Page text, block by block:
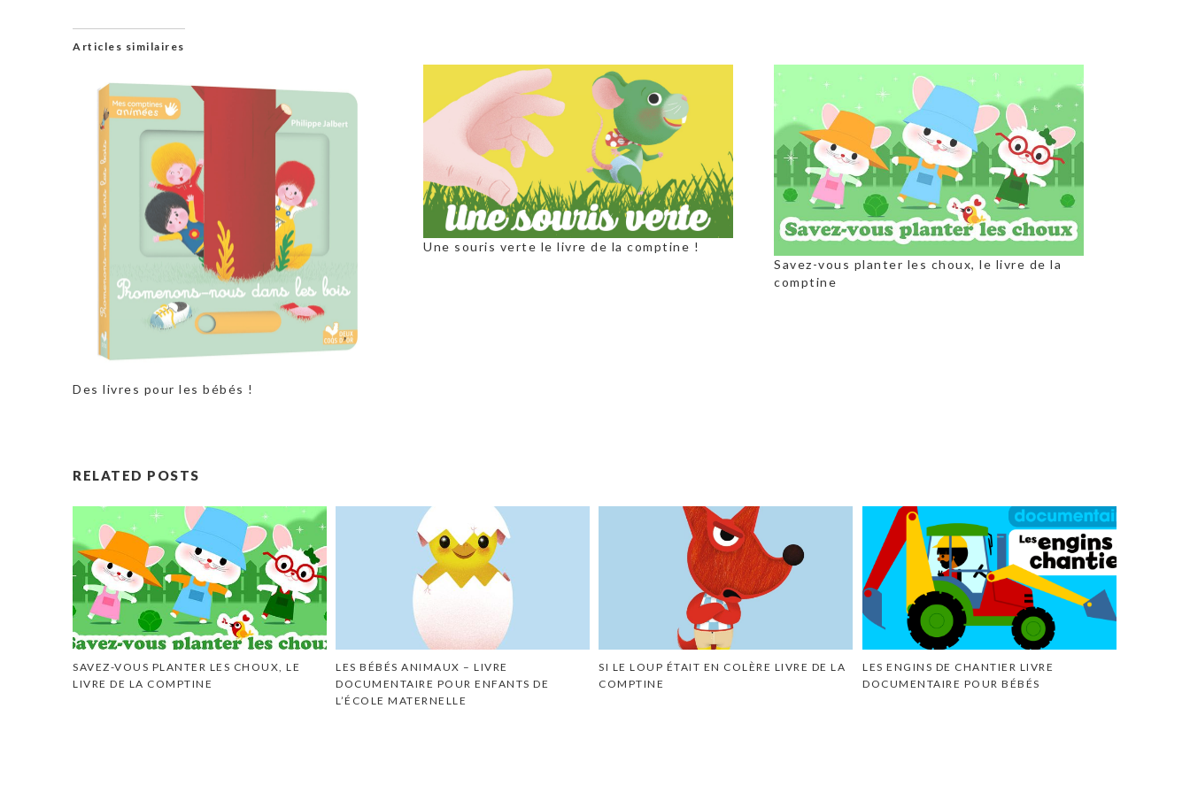
Articles similaires
Des livres pour les bébés !
Une souris verte le livre de la comptine !
Savez-vous planter les choux, le livre de la
comptine
RELATED POSTS
SAVEZ-VOUS PLANTER LES CHOUX, LE
LIVRE DE LA COMPTINE
LES BÉBÉS ANIMAUX – LIVRE
DOCUMENTAIRE POUR ENFANTS DE
L’ÉCOLE MATERNELLE
SI LE LOUP ÉTAIT EN COLÈRE LIVRE DE LA
COMPTINE
LES ENGINS DE CHANTIER LIVRE
DOCUMENTAIRE POUR BÉBÉS